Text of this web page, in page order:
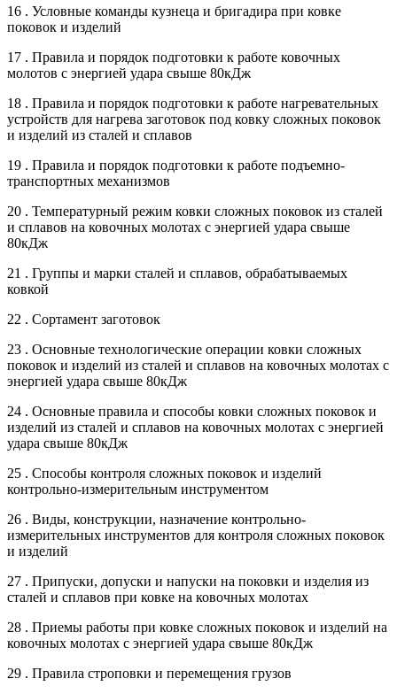
16 . Условные команды кузнеца и бригадира при ковке
поковок и изделий
17 . Правила и порядок подготовки к работе ковочных
молотов с энергией удара свыше 80кДж
18 . Правила и порядок подготовки к работе нагревательных
устройств для нагрева заготовок под ковку сложных поковок
и изделий из сталей и сплавов
19 . Правила и порядок подготовки к работе подъемно-
транспортных механизмов
20 . Температурный режим ковки сложных поковок из сталей
и сплавов на ковочных молотах с энергией удара свыше
80кДж
21 . Группы и марки сталей и сплавов, обрабатываемых
ковкой
22 . Сортамент заготовок
23 . Основные технологические операции ковки сложных
поковок и изделий из сталей и сплавов на ковочных молотах с
энергией удара свыше 80кДж
24 . Основные правила и способы ковки сложных поковок и
изделий из сталей и сплавов на ковочных молотах с энергией
удара свыше 80кДж
25 . Способы контроля сложных поковок и изделий
контрольно-измерительным инструментом
26 . Виды, конструкции, назначение контрольно-
измерительных инструментов для контроля сложных поковок
и изделий
27 . Припуски, допуски и напуски на поковки и изделия из
сталей и сплавов при ковке на ковочных молотах
28 . Приемы работы при ковке сложных поковок и изделий на
ковочных молотах с энергией удара свыше 80кДж
29 . Правила строповки и перемещения грузов